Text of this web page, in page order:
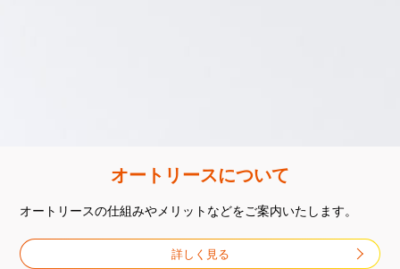
オートリースについて
オートリースの仕組みやメリットなどをご案内いたします。
詳しく見る